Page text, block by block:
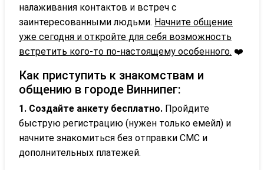
налаживания контактов и встреч с
заинтересованными людьми. Начните общение
уже сегодня и откройте для себя возможность
встретить кого-то по-настоящему особенного. ❤️
Как приступить к знакомствам и
общению в городе Виннипег:
1. Создайте анкету бесплатно. Пройдите
быструю регистрацию (нужен только емейл) и
начните знакомиться без отправки СМС и
дополнительных платежей.